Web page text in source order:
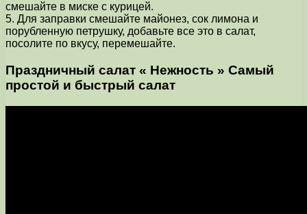
смешайте в миске с курицей.
5. Для заправки смешайте майонез, сок лимона и
порубленную петрушку, добавьте все это в салат,
посолите по вкусу, перемешайте.
Праздничный салат « Нежность » Самый
простой и быстрый салат